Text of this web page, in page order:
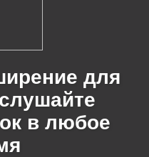
для
в любое